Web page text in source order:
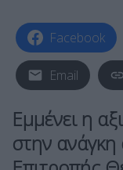
Facebook
Email
Εμμένει η
στην